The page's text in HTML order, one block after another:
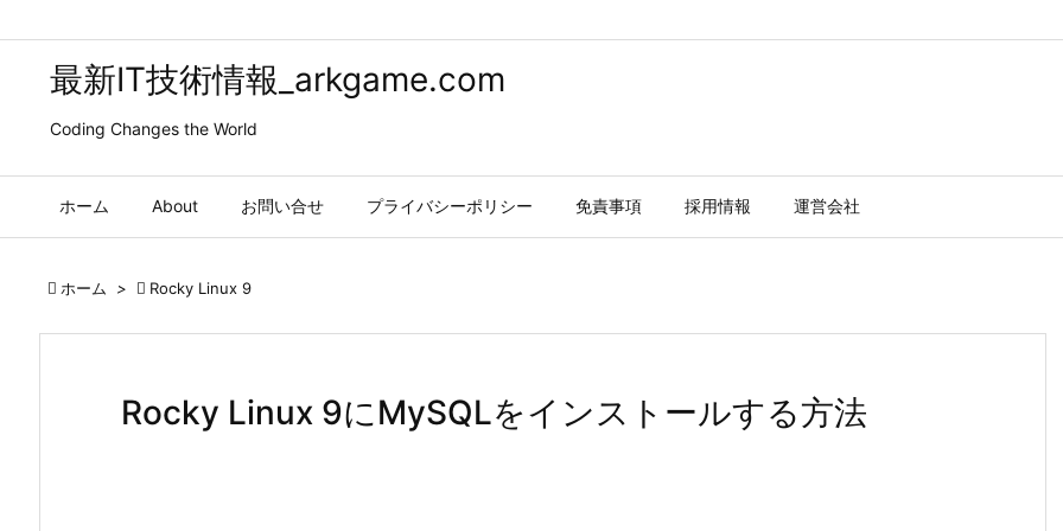
最新IT技術情報_arkgame.com
Coding Changes the World
ホーム About お問い合せ プライバシーポリシー 免責事項 採用情報 運営会社
 ホーム >  Rocky Linux 9
Rocky Linux 9にMySQLをインストールする方法